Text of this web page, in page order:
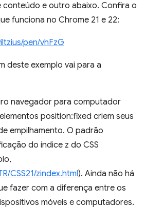
conteúdo e outro abaixo. Confira o
funciona no Chrome 21 e 22:
pen/vhFzG
deste exemplo vai para a
navegador para computador
position:fixed criem seus
empilhamento. O padrão
do índice z do CSS
CSS21/zindex.html). Ainda não há
fazer com a diferença entre os
móveis e computadores.